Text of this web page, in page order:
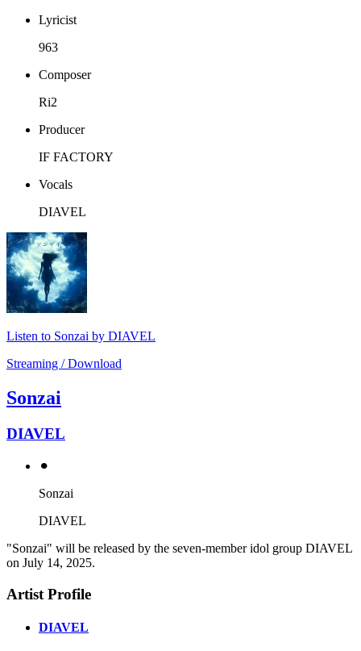
Lyricist
963
Composer
Ri2
Producer
IF FACTORY
Vocals
DIAVEL
Listen to Sonzai by DIAVEL
Streaming / Download
Sonzai
DIAVEL
⚫︎
Sonzai
DIAVEL
"Sonzai" will be released by the seven-member idol group DIAVEL
on July 14, 2025.
Artist Profile
DIAVEL